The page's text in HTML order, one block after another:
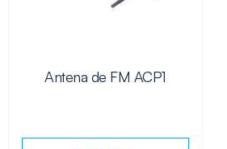
Antena de FM ACP1